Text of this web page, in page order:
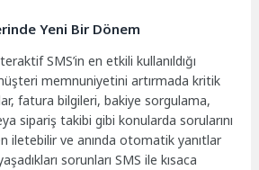
Yeni Bir Dönem
SMS’in en etkili kullanıldığı
memnuniyetini artırmada kritik
fatura bilgileri, bakiye sorgulama,
sipariş takibi gibi konularda sorularını
iletebilir ve anında otomatik yanıtlar
sorunları SMS ile kısaca